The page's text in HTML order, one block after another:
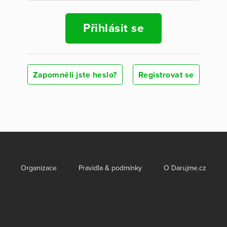
Přihlásit se
Zapomněli jste heslo? Registrovat se
Organizace Pravidla & podmínky O Darujme.cz